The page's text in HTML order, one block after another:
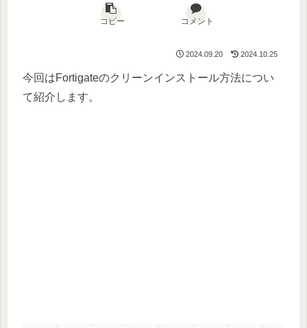
コピー コメント
2024.09.20 2024.10.25
今回はFortigateのクリーンインストール方法につい
て紹介します。